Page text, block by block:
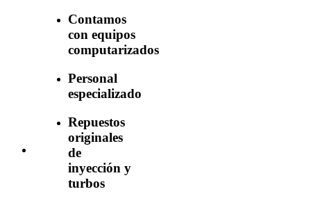
Contamos
con equipos
computarizados
Personal
especializado
Repuestos
originales
de
inyección y
turbos